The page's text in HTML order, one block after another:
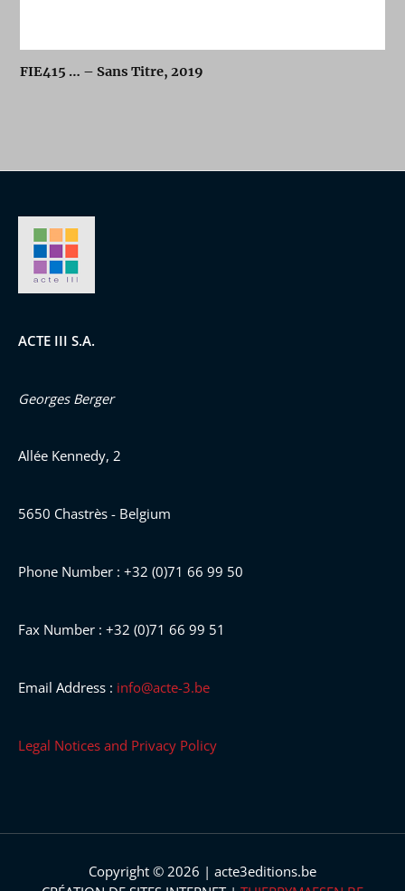
FIE415 … – Sans Titre, 2019
ACTE III S.A.
Georges Berger
Allée Kennedy, 2
5650 Chastrès - Belgium
Phone Number : +32 (0)71 66 99 50
Fax Number : +32 (0)71 66 99 51
Email Address : info@acte-3.be
Legal Notices and Privacy Policy
Copyright © 2026 | acte3editions.be